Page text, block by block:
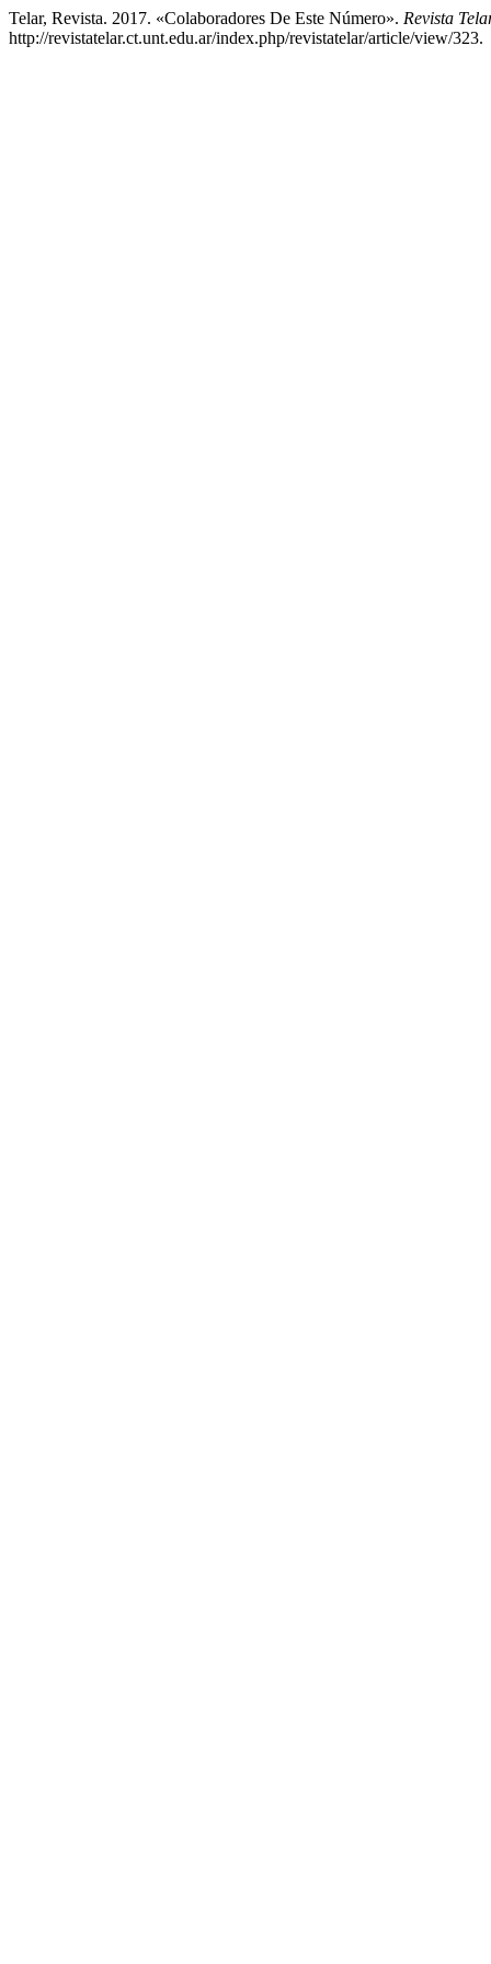
Telar, Revista. 2017. «Colaboradores De Este Número». Revista
http://revistatelar.ct.unt.edu.ar/index.php/revistatelar/article/view/323.